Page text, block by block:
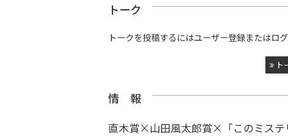
トーク
トークを投稿するにはユーザー登録またはロ
ト
情 報
直木賞×山田風太郎賞×「このミステ